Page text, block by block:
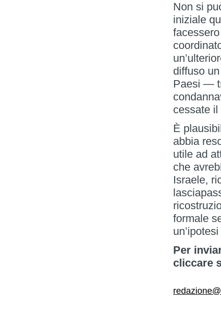
Non si
iniziale
diffuso
Paesi —
cessate
È
abbia
utile ad
che
Israele,
formale
Per
cliccare